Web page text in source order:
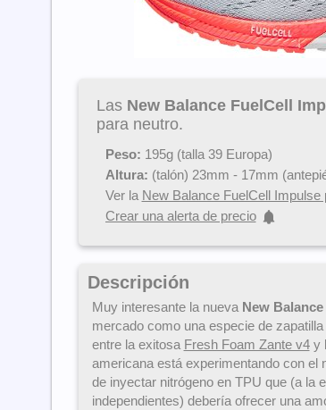
Las New Balance FuelCell
para neutro.
Peso: 195g (talla 39 Europa)
Altura: (talón) 23mm - 17mm
Ver la New Balance FuelCell Impulse
Crear una alerta de precio
Descripción
Muy interesante la nueva New
mercado como una especie de
entre la exitosa Fresh Foam Zante v4y
americana está experimentando con el
de inyectar nitrógeno en TPU que (a la
independientes) debería ofrecer una